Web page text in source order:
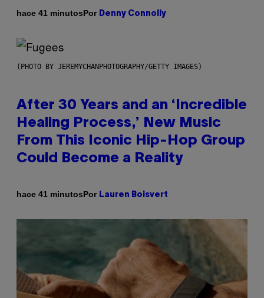
hace 41 minutosPor Denny Connolly
(PHOTO BY JEREMYCHANPHOTOGRAPHY/GETTY IMAGES)
After 30 Years and an ‘Incredible
Healing Process,’ New Music
From This Iconic Hip-Hop Group
Could Become a Reality
hace 41 minutosPor Lauren Boisvert